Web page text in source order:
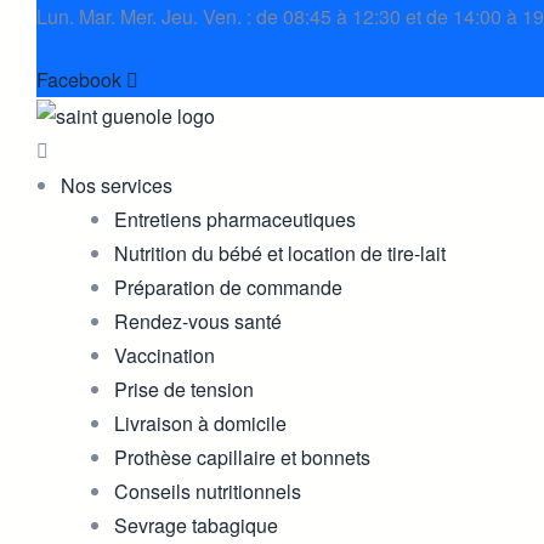
Lun. Mar. Mer. Jeu. Ven. : de 08:45 à 12:30 et de 14:00 à
Facebook
Nos services
Entretiens pharmaceutiques
Nutrition du bébé et location de tire-lait
Préparation de commande
Rendez-vous santé
Vaccination
Prise de tension
Livraison à domicile
Prothèse capillaire et bonnets
Conseils nutritionnels
Sevrage tabagique